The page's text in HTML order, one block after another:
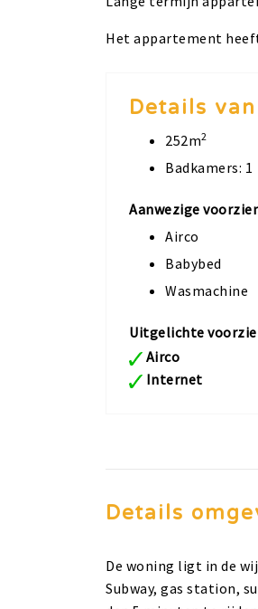
Het appartement
Details
252m2
Badkamers: 1
Aanwezige
Airco
Babybed
Wasmachine
Uitgelichte
Airco
Internet
Details
De woning ligt in de
Subway, gas station,